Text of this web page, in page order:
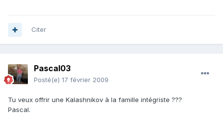
Citer
Pascal03
Posté(e) 17 février 2009
Tu veux offrir une Kalashnikov à la famille intégriste ???
Pascal.